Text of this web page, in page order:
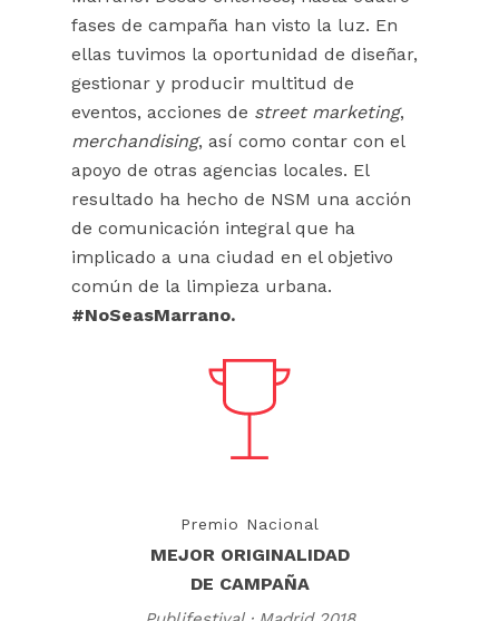
fases de campaña han visto la luz. En
ellas tuvimos la oportunidad de diseñar,
gestionar y producir multitud de
eventos, acciones de street marketing,
merchandising, así como contar con el
apoyo de otras agencias locales. El
resultado ha hecho de NSM una acción
de comunicación integral que ha
implicado a una ciudad en el objetivo
común de la limpieza urbana.
#NoSeasMarrano.
Premio Nacional
MEJOR ORIGINALIDAD
DE CAMPAÑA